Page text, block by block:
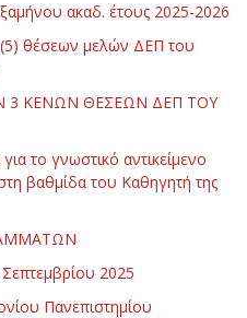
ακαδ. έτους 2025-2026
θέσεων μελών ΔΕΠ του
3 ΚΕΝΩΝ ΘΕΣΕΩΝ ΔΕΠ ΤΟΥ
το γνωστικό αντικείμενο
βαθμίδα του Καθηγητή της
2025
Πανεπιστημίου